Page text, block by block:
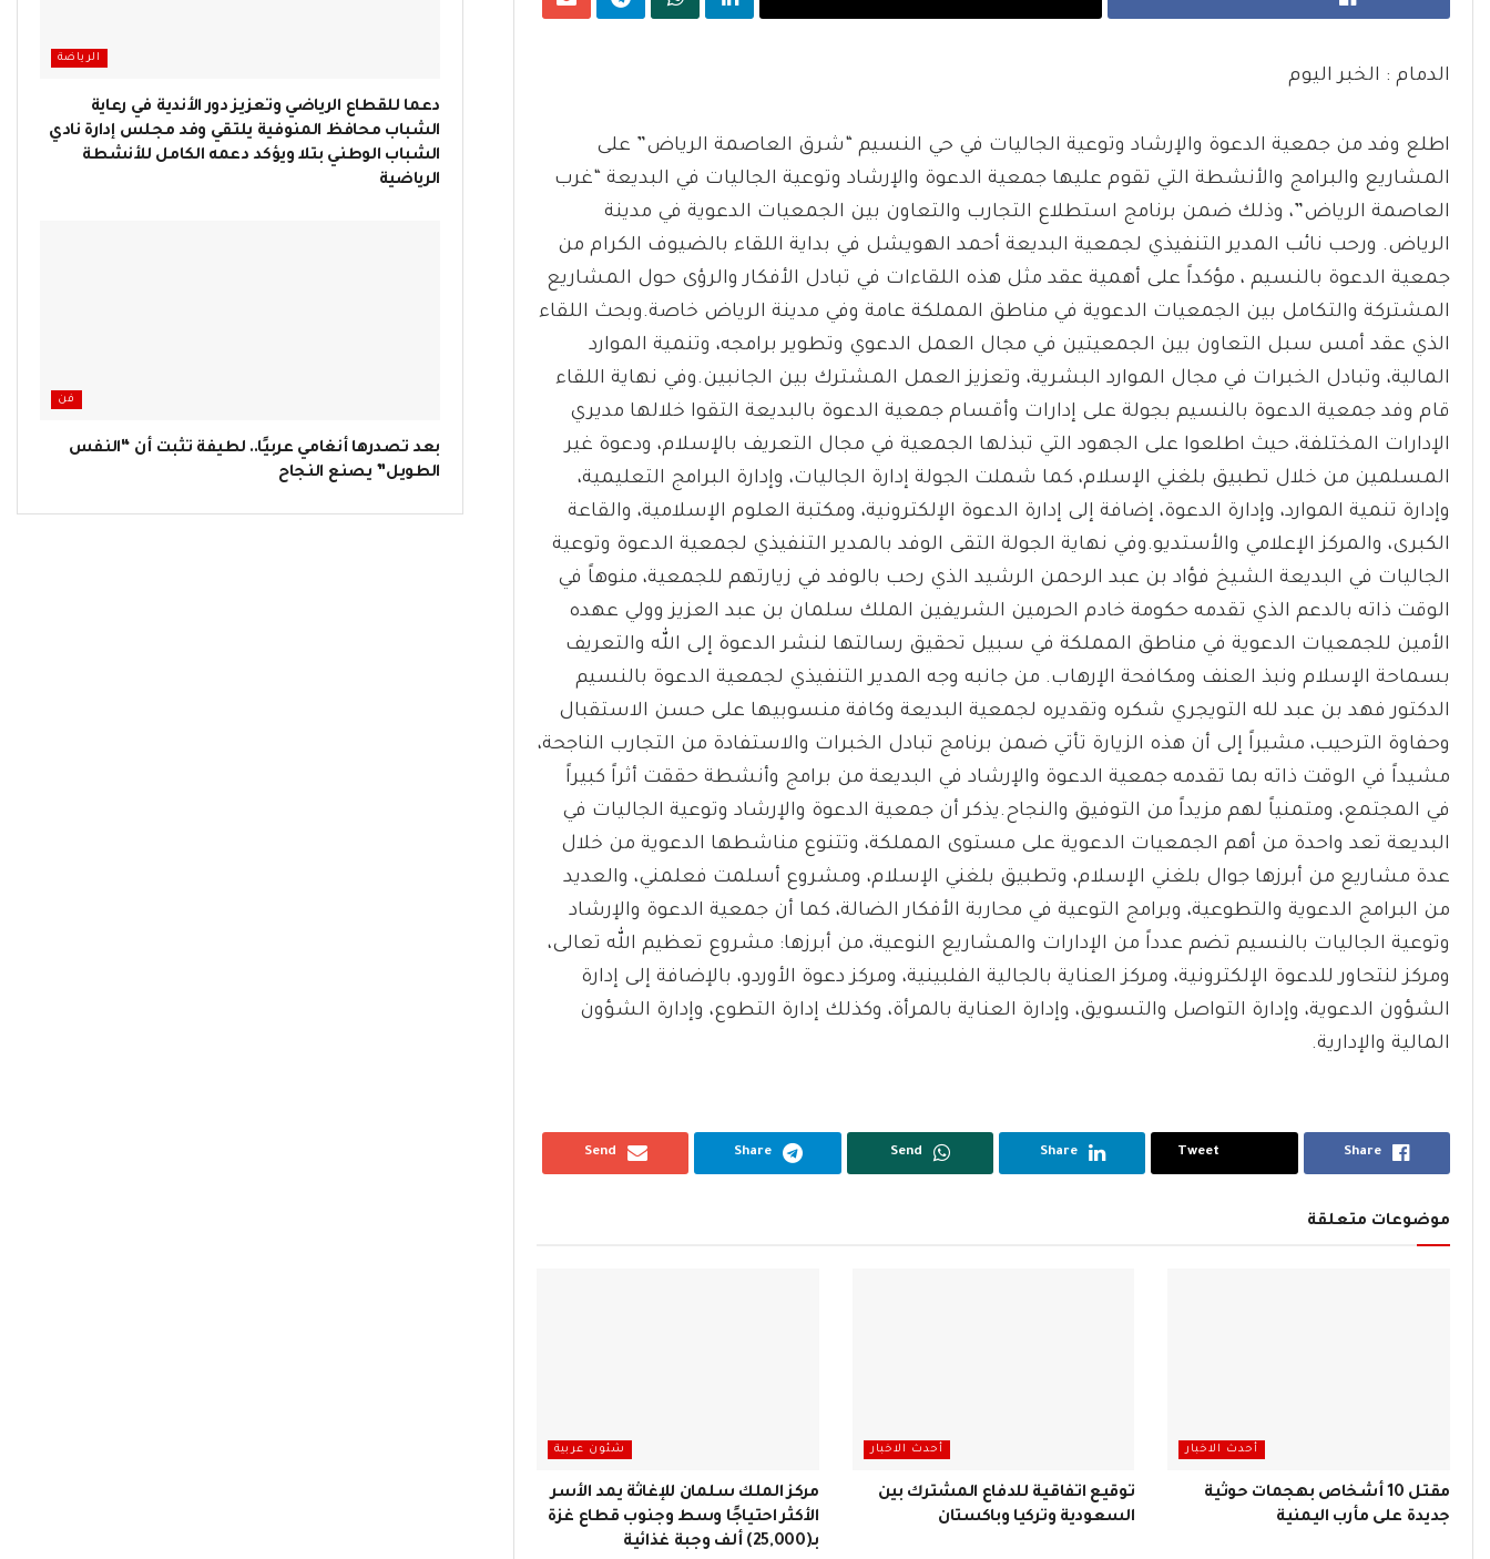
الدمام : الخبر اليوم
اطلع وفد من جمعية الدعوة والإرشاد وتوعية الجاليات في حي النسيم “شرق العاصمة الرياض” على
المشاريع والبرامج والأنشطة التي تقوم عليها جمعية الدعوة والإرشاد وتوعية الجاليات في البديعة “غرب
العاصمة الرياض”، وذلك ضمن برنامج استطلاع التجارب والتعاون بين الجمعيات الدعوية في مدينة
الرياض. ورحب نائب المدير التنفيذي لجمعية البديعة أحمد الهويشل في بداية اللقاء بالضيوف الكرام من
جمعية الدعوة بالنسيم ، مؤكداً على أهمية عقد مثل هذه اللقاءات في تبادل الأفكار والرؤى حول المشاريع
المشتركة والتكامل بين الجمعيات الدعوية في مناطق المملكة عامة وفي مدينة الرياض خاصة.وبحث اللقاء
الذي عقد أمس سبل التعاون بين الجمعيتين في مجال العمل الدعوي وتطوير برامجه، وتنمية الموارد
المالية، وتبادل الخبرات في مجال الموارد البشرية، وتعزيز العمل المشترك بين الجانبين.وفي نهاية اللقاء
قام وفد جمعية الدعوة بالنسيم بجولة على إدارات وأقسام جمعية الدعوة بالبديعة التقوا خلالها مديري
الإدارات المختلفة، حيث اطلعوا على الجهود التي تبذلها الجمعية في مجال التعريف بالإسلام، ودعوة غير
المسلمين من خلال تطبيق بلغني الإسلام، كما شملت الجولة إدارة الجاليات، وإدارة البرامج التعليمية،
وإدارة تنمية الموارد، وإدارة الدعوة، إضافة إلى إدارة الدعوة الإلكترونية، ومكتبة العلوم الإسلامية، والقاعة
الكبرى، والمركز الإعلامي والأستديو.وفي نهاية الجولة التقى الوفد بالمدير التنفيذي لجمعية الدعوة وتوعية
الجاليات في البديعة الشيخ فؤاد بن عبد الرحمن الرشيد الذي رحب بالوفد في زيارتهم للجمعية، منوهاً في
الوقت ذاته بالدعم الذي تقدمه حكومة خادم الحرمين الشريفين الملك سلمان بن عبد العزيز وولي عهده
الأمين للجمعيات الدعوية في مناطق المملكة في سبيل تحقيق رسالتها لنشر الدعوة إلى الله والتعريف
بسماحة الإسلام ونبذ العنف ومكافحة الإرهاب. من جانبه وجه المدير التنفيذي لجمعية الدعوة بالنسيم
الدكتور فهد بن عبد لله التويجري شكره وتقديره لجمعية البديعة وكافة منسوبيها على حسن الاستقبال
وحفاوة الترحيب، مشيراً إلى أن هذه الزيارة تأتي ضمن برنامج تبادل الخبرات والاستفادة من التجارب الناجحة،
مشيداً في الوقت ذاته بما تقدمه جمعية الدعوة والإرشاد في البديعة من برامج وأنشطة حققت أثراً كبيراً
في المجتمع، ومتمنياً لهم مزيداً من التوفيق والنجاح.يذكر أن جمعية الدعوة والإرشاد وتوعية الجاليات في
البديعة تعد واحدة من أهم الجمعيات الدعوية على مستوى المملكة، وتتنوع مناشطها الدعوية من خلال
عدة مشاريع من أبرزها جوال بلغني الإسلام، وتطبيق بلغني الإسلام، ومشروع أسلمت فعلمني، والعديد
من البرامج الدعوية والتطوعية، وبرامج التوعية في محاربة الأفكار الضالة، كما أن جمعية الدعوة والإرشاد
وتوعية الجاليات بالنسيم تضم عدداً من الإدارات والمشاريع النوعية، من أبرزها: مشروع تعظيم الله تعالى،
ومركز لنتحاور للدعوة الإلكترونية، ومركز العناية بالجالية الفلبينية، ومركز دعوة الأوردو، بالإضافة إلى إدارة
الشؤون الدعوية، وإدارة التواصل والتسويق، وإدارة العناية بالمرأة، وكذلك إدارة التطوع، وإدارة الشؤون
المالية والإدارية.
Share
Tweet
Share
Send
Share
Send
موضوعات متعلقة
أحدث الاخبار
مقتل 10 أشخاص بهجمات حوثية
جديدة على مأرب اليمنية
أحدث الاخبار
توقيع اتفاقية للدفاع المشترك بين
السعودية وتركيا وباكستان
شئون عربية
مركز الملك سلمان للإغاثة يمد الأسر
الأكثر احتياجًا وسط وجنوب قطاع غزة
بـ(25,000) ألف وجبة غذائية
الرياضة
دعما للقطاع الرياضي وتعزيز دور الأندية في رعاية
الشباب محافظ المنوفية يلتقي وفد مجلس إدارة نادي
الشباب الوطني بتلا ويؤكد دعمه الكامل للأنشطة
الرياضية
فن
بعد تصدرها أنغامي عربيًا.. لطيفة تثبت أن “النفس
الطويل” يصنع النجاح